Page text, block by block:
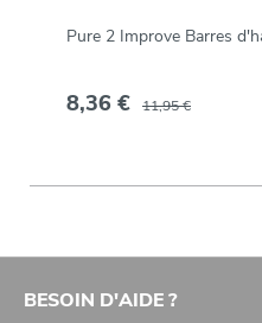
Pure 2 Improve Barres
8,36 € 11,95 €
BESOIN D'AIDE ?